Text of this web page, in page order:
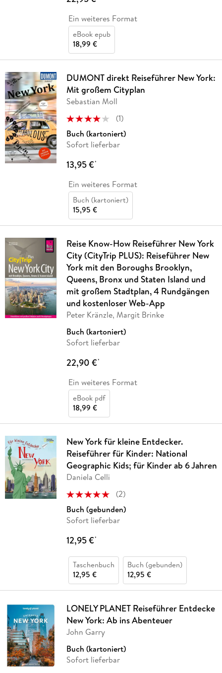
Ein weiteres Format
eBook epub
18,99 €
DUMONT direkt Reiseführer New York:
Mit großem Cityplan
Sebastian Moll
(1)
Buch (kartoniert)
Sofort lieferbar
13,95 €*
Ein weiteres Format
Buch (kartoniert)
15,95 €
Reise Know-How Reiseführer New York
City (CityTrip PLUS): Reiseführer New
York mit den Boroughs Brooklyn,
Queens, Bronx und Staten Island und
mit großem Stadtplan, 4 Rundgängen
und kostenloser Web-App
Peter Kränzle, Margit Brinke
Buch (kartoniert)
Sofort lieferbar
22,90 €*
Ein weiteres Format
eBook pdf
18,99 €
New York für kleine Entdecker.
Reiseführer für Kinder: National
Geographic Kids; für Kinder ab 6 Jahren
Daniela Celli
(2)
Buch (gebunden)
Sofort lieferbar
12,95 €*
Taschenbuch
12,95 €
Buch (gebunden)
12,95 €
LONELY PLANET Reiseführer Entdecke
New York: Ab ins Abenteuer
John Garry
Buch (kartoniert)
Sofort lieferbar